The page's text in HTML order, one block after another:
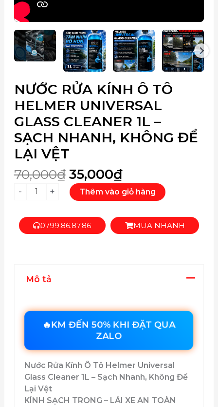
NƯỚC RỬA KÍNH Ô TÔ
HELMER UNIVERSAL
GLASS CLEANER 1L –
SẠCH NHANH, KHÔNG ĐỂ
LẠI VỆT
70,000₫
Giá
gốc
là:
70,000₫.
35,000₫
Giá
hiện
tại
là:
35,000₫.
-
Nước
Kính
Ô
Tô
Helmer
Universal
Glass
Cleaner
1L
Sạch
Nhanh,
Vệt
+ Thêm vào giỏ hàng
0799.86.87.86 MUA NHANH
Mô tả
🔥KM ĐẾN 50% KHI ĐẶT QUA
ZALO
Nước Rửa Kính Ô Tô Helmer Universal
Glass Cleaner 1L – Sạch Nhanh, Không Để
Lại Vệt
KÍNH SẠCH TRONG – LÁI XE AN TOÀN